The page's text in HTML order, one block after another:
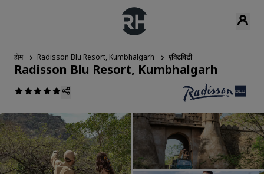
होम Radisson Blu Resort, Kumbhalgarh एक्टिविटी
Radisson Blu Resort, Kumbhalgarh